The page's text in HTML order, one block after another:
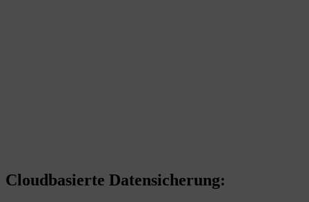
Cloudbasierte Datensicherung: